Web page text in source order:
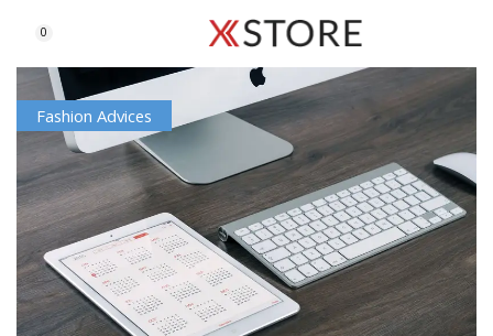
0
Fashion Advices